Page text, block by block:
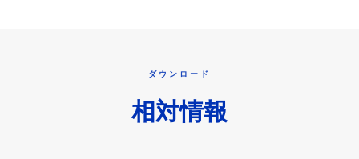
ダウンロード
相対情報